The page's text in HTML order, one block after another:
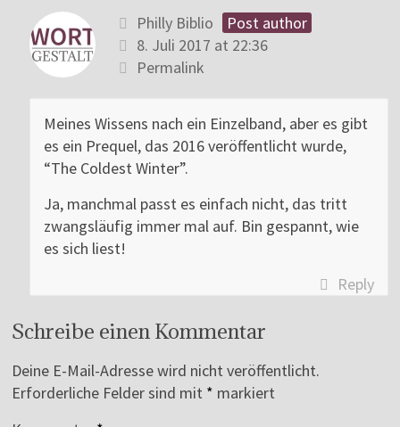
Philly Biblio
Post author
8. Juli 2017 at 22:36
Permalink
Meines Wissens nach ein Einzelband, aber es gibt
es ein Prequel, das 2016 veröffentlicht wurde,
“The Coldest Winter”.
Ja, manchmal passt es einfach nicht, das tritt
zwangsläufig immer mal auf. Bin gespannt, wie
es sich liest!
Reply
Schreibe einen Kommentar
Deine E-Mail-Adresse wird nicht veröffentlicht.
Erforderliche Felder sind mit * markiert